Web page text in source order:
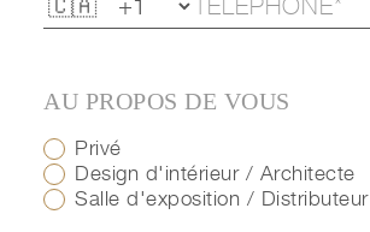
AU PROPOS DE VOUS
Privé
Design d'intérieur / Architecte
Salle d'exposition / Distributeur